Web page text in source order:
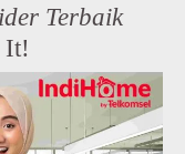
Terbaik
It!